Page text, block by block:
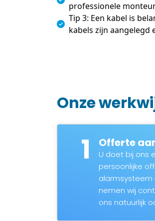
professionele
Tip 3: Een kabel is
kabels zijn aangelegd
Onze
1 Offerte
U doet bij ons
persoonlijke
alarmsysteem
nemen wij
ons natuurlijk